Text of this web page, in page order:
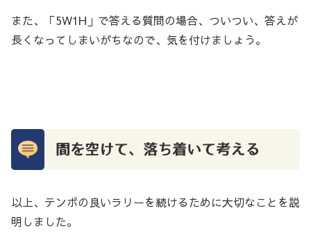
また、「5W1H」で答える質問の場合、ついつい、答えが
長くなってしまいがちなので、気を付けましょう。
間を空けて、落ち着いて考える
以上、テンポの良いラリーを続けるために大切なことを説
明しました。